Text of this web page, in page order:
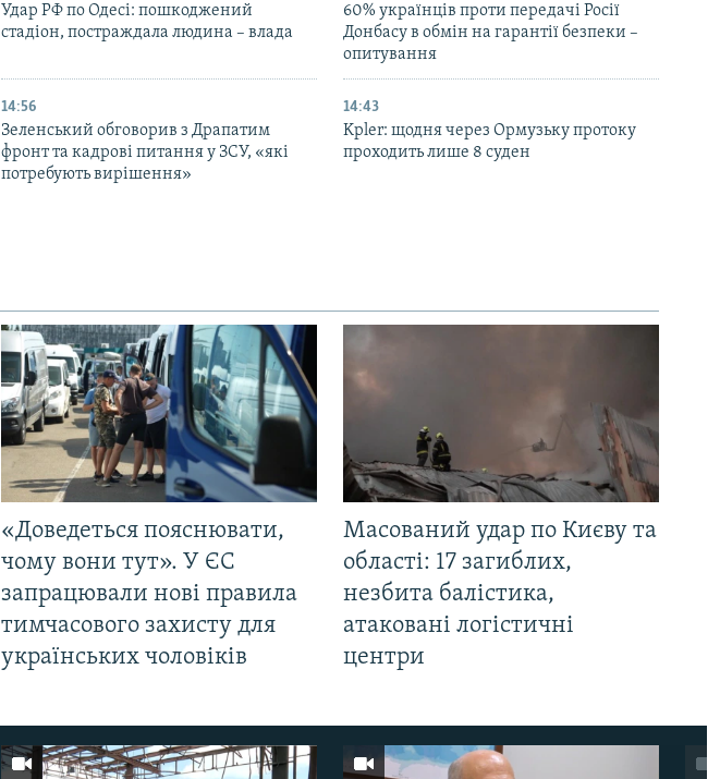
Удар РФ по Одесі: пошкоджений
стадіон, постраждала людина – влада
60% українців проти передачі Росії
Донбасу в обмін на гарантії безпеки –
опитування
14:56
Зеленський обговорив з Драпатим
фронт та кадрові питання у ЗСУ, «які
потребують вирішення»
14:43
Kpler: щодня через Ормузьку протоку
проходить лише 8 суден
«Доведеться пояснювати,
чому вони тут». У ЄС
запрацювали нові правила
тимчасового захисту для
українських чоловіків
Масований удар по Києву та
області: 17 загиблих,
незбита балістика,
атаковані логістичні
центри